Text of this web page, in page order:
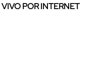
POR INTERNET